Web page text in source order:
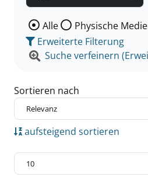
Wählen Sie die Medienart
Alle Physische
Erweiterte Filterung
Suche verfeinern
Sortieren nach
aufsteigend sortieren